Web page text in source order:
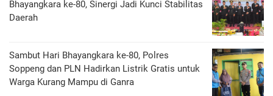
Bhayangkara ke-80, Sinergi Jadi Kunci Stabilitas
Daerah
Sambut Hari Bhayangkara ke-80, Polres
Soppeng dan PLN Hadirkan Listrik Gratis untuk
Warga Kurang Mampu di Ganra